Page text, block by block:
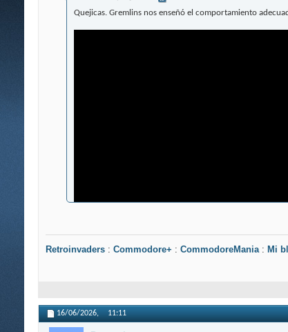
Quejicas. Gremlins nos enseñó el comportamiento
Retroinvaders : Commodore+ : CommodoreMania: Mi
16/06/2026, 11:11